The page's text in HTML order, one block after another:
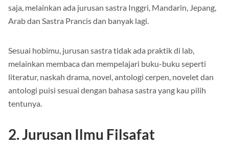
saja, melainkan ada jurusan sastra Inggri, Mandarin, Jepang,
Arab dan Sastra Prancis dan banyak lagi.
Sesuai hobimu, jurusan sastra tidak ada praktik di lab,
melainkan membaca dan mempelajari buku-buku seperti
literatur, naskah drama, novel, antologi cerpen, novelet dan
antologi puisi sesuai dengan bahasa sastra yang kau pilih
tentunya.
2. Jurusan Ilmu Filsafat